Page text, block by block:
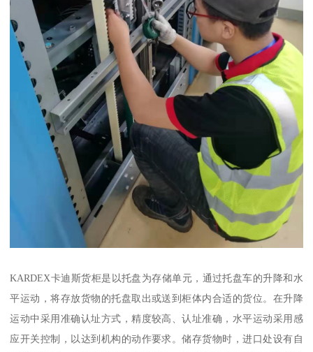
KARDEX卡迪斯货柜是以托盘为存储单元，通过托盘车的升降和水
平运动，将存放货物的托盘取出或送到柜体内合适的货位。在升降
运动中采用准确认址方式，精度较高、认址准确，水平运动采用感
应开关控制，以达到机构的动作要求。储存货物时，进口处设有自